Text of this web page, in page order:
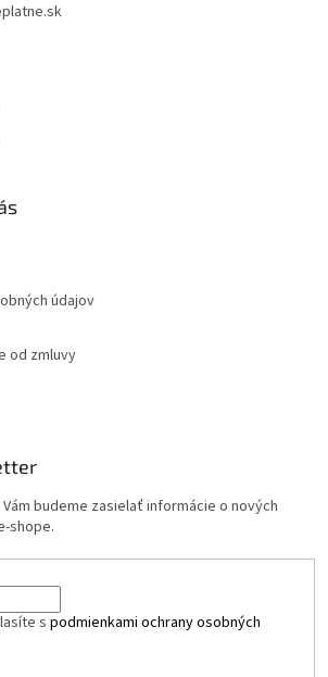
údajov
od zmluvy
budeme zasielať informácie o nových
shope.
s podmienkami ochrany osobných